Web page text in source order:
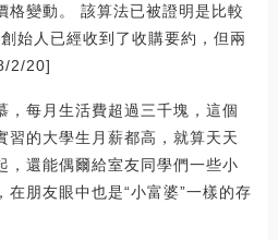
格變動。 該算法已被證明是比較
始人已經收到了收購要約，但兩
2/20]
，每月生活費超過三千塊，這個
習的大學生月薪都高，就算天天
，還能偶爾給室友同學們一些小
朋友眼中也是“小富婆”一樣的存